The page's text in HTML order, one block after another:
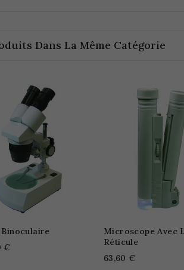
Dans La Même Catégorie
Binoculaire
€
Microscope Avec
Réticule
63,60 €